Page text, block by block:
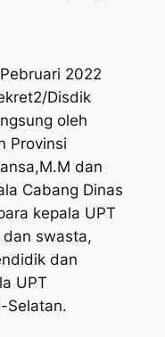
2022
Disdik
oleh
Provinsi
dan
Cabang Dinas
kepala UPT
dan swasta,
dan
UPT
Selatan.